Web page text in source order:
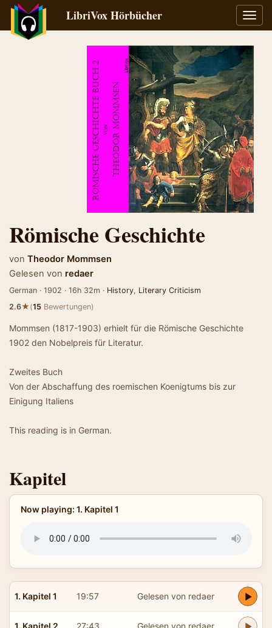
LibriVox Hörbücher
Römische Geschichte
von Theodor Mommsen
Gelesen von redaer
German · 1902 · 16h 32m · History, Literary Criticism
2.6★(15 Bewertungen)
Mommsen (1817-1903) erhielt für die Römische Geschichte
1902 den Nobelpreis für Literatur.
Zweites Buch
Von der Abschaffung des roemischen Koenigtums bis zur
Einigung Italiens
This reading is in German.
Kapitel
Now playing: 1. Kapitel 1
1. Kapitel 1 19:57 Gelesen von redaer
1. Kapitel 2 27:43 Gelesen von redaer